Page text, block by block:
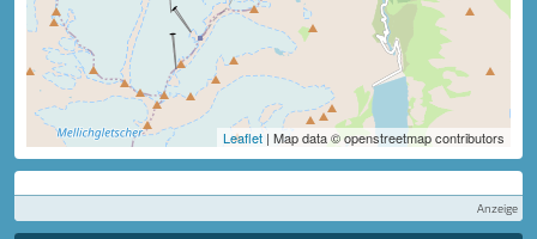
Leaflet | Map data © openstreetmap contributors
Anzeige